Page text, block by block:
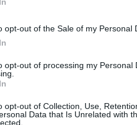
opt-out of the Sale of my Personal
opt-out of processing my Personal
opt-out of Collection, Use,
Data that Is Unrelated with
utan kommer från
till hans egen
kan dricka mer än en.